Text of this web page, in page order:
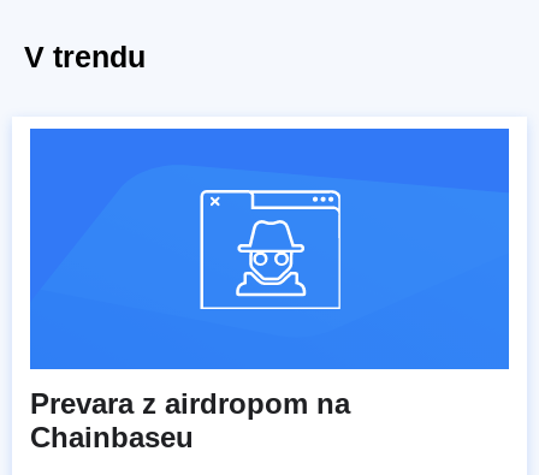
V trendu
Prevara z airdropom na
Chainbaseu